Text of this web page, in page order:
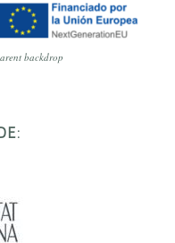
backdrop